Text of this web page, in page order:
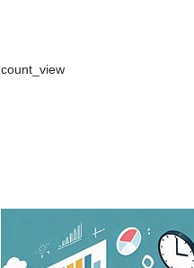
count_view
viết